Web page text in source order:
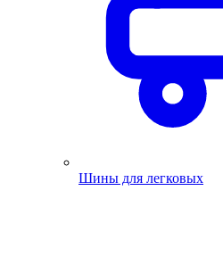
Шины для легковых